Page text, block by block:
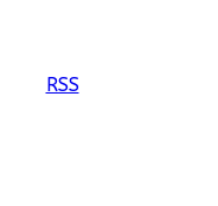
RSS